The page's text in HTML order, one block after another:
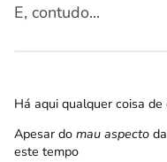
E, contudo...
Há aqui qualquer coisa de
Apesar do mau aspecto
este tempo